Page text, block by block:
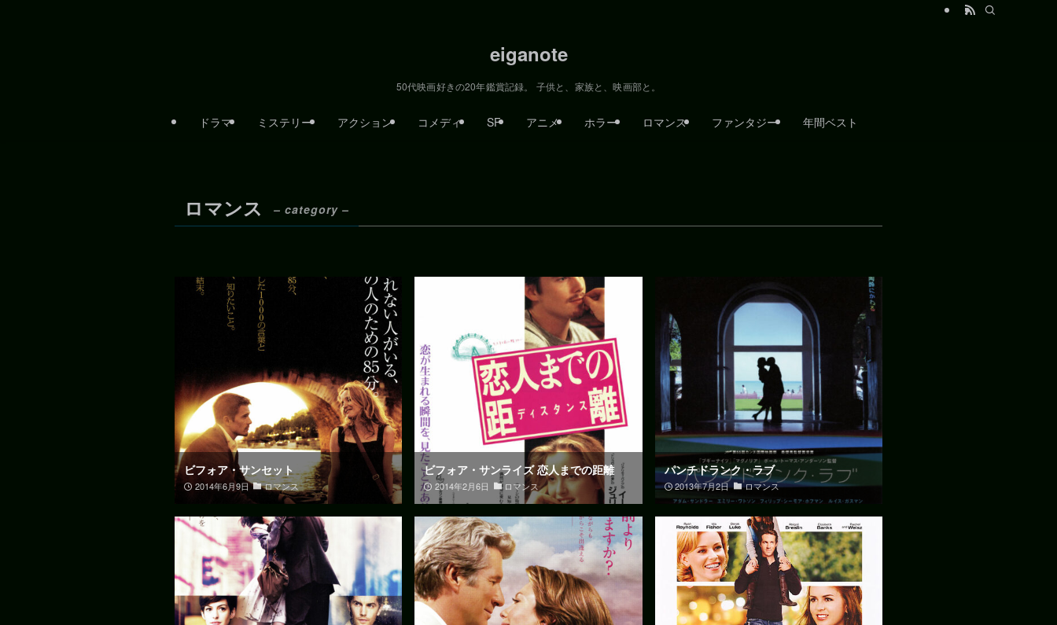
eiganote
50代映画好きの20年鑑賞記録。 子供と、家族と、映画部と。
ドラマ ミステリー アクション コメディ SF アニメ ホラー ロマンス ファンタジー 年間ベスト
ロマンス – category –
ビフォア・サンセット
2014年6月9日 ロマンス
ビフォア・サンライズ 恋人までの距離
2014年2月6日 ロマンス
パンチドランク・ラブ
2013年7月2日 ロマンス